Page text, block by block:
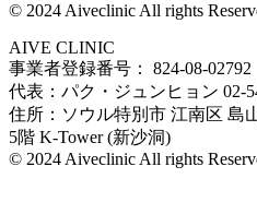
© 2024 Aiveclinic All rights
AIVE CLINIC
事業者登録番号： 824-08-02792
代表：パク・ジュンヒョン 02-
住所：ソウル特別市 江南区 島
5階 K-Tower (新沙洞)
© 2024 Aiveclinic All rights